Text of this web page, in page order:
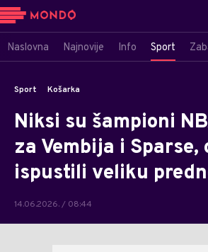
Naslovna Najnovije Info Sport
Sport Košarka
Niksi su šampioni
za Vembija i Sparse,
ispustili veliku
14.06.2026. / 08:44